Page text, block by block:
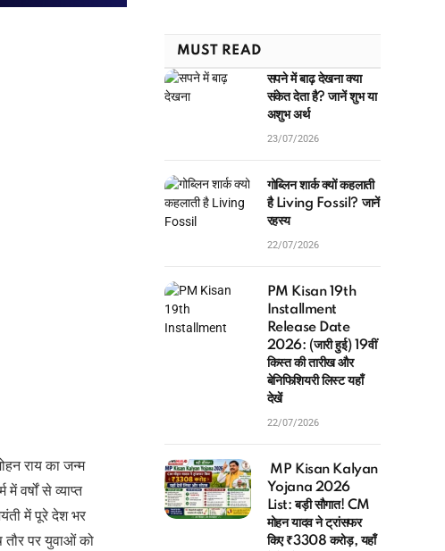
राय का जन्म
वर्षों से व्याप्त
में पूरे देश भर
पर युवाओं को
MUST READ
सपने में बाढ़ देखना क्या
संकेत देता है? जानें शुभ या
अशुभ अर्थ
23/07/2026
गोब्लिन शार्क क्यों कहलाती
है Living Fossil? जानें
रहस्य
22/07/2026
PM Kisan 19th
Installment
Release Date
2026: (जारी हुई) 19वीं
किस्त की तारीख और
बेनिफिशियरी लिस्ट यहाँ
देखें
22/07/2026
MP Kisan Kalyan
Yojana 2026
List: बड़ी सौगात! CM
मोहन यादव ने ट्रांसफर
किए ₹3308 करोड़, यहाँ